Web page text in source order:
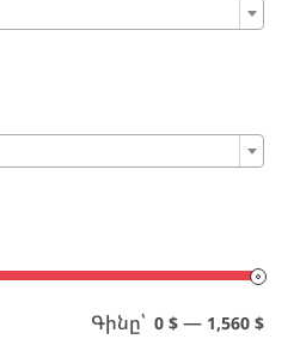
Գինը՝ 0 $ — 1,560 $